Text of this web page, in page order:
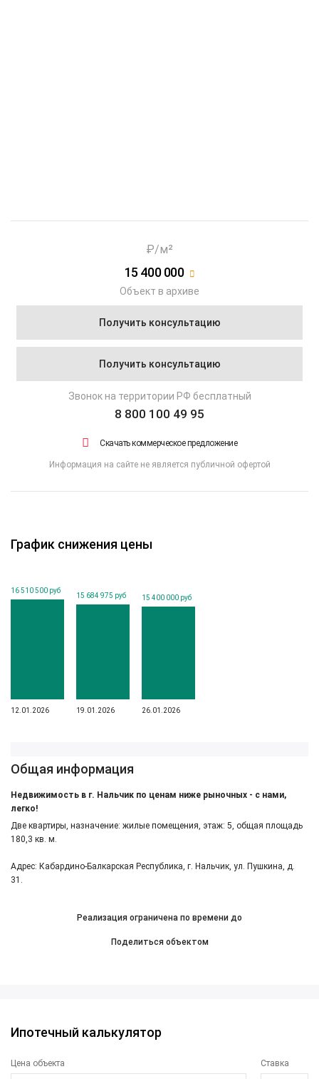
₽/м²
15 400 000
Объект в архиве
Получить консультацию
Получить консультацию
Звонок на территории РФ бесплатный
8 800 100 49 95
Скачать коммерческое предложение
Информация на сайте не является публичной офертой
График снижения цены
16 510 500 руб
12.01.2026
15 684 975 руб
19.01.2026
15 400 000 руб
26.01.2026
Общая информация
Недвижимость в г. Нальчик по ценам ниже рыночных - с нами,
легко!
Две квартиры, назначение: жилые помещения, этаж: 5, общая площадь
180,3 кв. м.
Адрес: Кабардино-Балкарская Республика, г. Нальчик, ул. Пушкина, д.
31.
Реализация ограничена по времени до
Поделиться объектом
Ипотечный калькулятор
Цена объекта Ставка